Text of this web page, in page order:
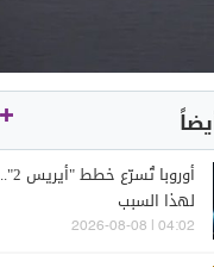
أوروبا تُسرّع خطط "أيريس 2"..
لهذا السبب
04:02 | 2026-08-08